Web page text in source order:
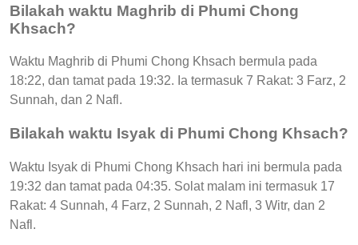
Bilakah waktu Maghrib di Phumi Chong
Khsach?
Waktu Maghrib di Phumi Chong Khsach bermula pada
18:22, dan tamat pada 19:32. Ia termasuk 7 Rakat: 3 Farz, 2
Sunnah, dan 2 Nafl.
Bilakah waktu Isyak di Phumi Chong Khsach?
Waktu Isyak di Phumi Chong Khsach hari ini bermula pada
19:32 dan tamat pada 04:35. Solat malam ini termasuk 17
Rakat: 4 Sunnah, 4 Farz, 2 Sunnah, 2 Nafl, 3 Witr, dan 2
Nafl.